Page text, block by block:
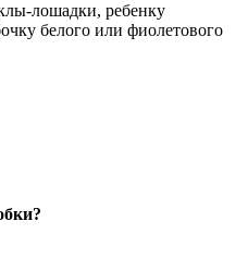
лошадки, ребенку
белого или фиолетового